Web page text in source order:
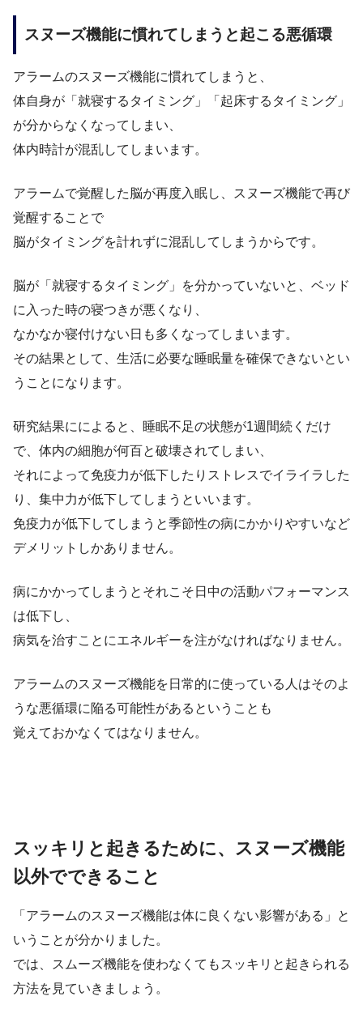
スヌーズ機能に慣れてしまうと起こる悪循環
アラームのスヌーズ機能に慣れてしまうと、
体自身が「就寝するタイミング」「起床するタイミング」
が分からなくなってしまい、
体内時計が混乱してしまいます。
アラームで覚醒した脳が再度入眠し、スヌーズ機能で再び
覚醒することで
脳がタイミングを計れずに混乱してしまうからです。
脳が「就寝するタイミング」を分かっていないと、ベッド
に入った時の寝つきが悪くなり、
なかなか寝付けない日も多くなってしまいます。
その結果として、生活に必要な睡眠量を確保できないとい
うことになります。
研究結果にによると、睡眠不足の状態が1週間続くだけ
で、体内の細胞が何百と破壊されてしまい、
それによって免疫力が低下したりストレスでイライラした
り、集中力が低下してしまうといいます。
免疫力が低下してしまうと季節性の病にかかりやすいなど
デメリットしかありません。
病にかかってしまうとそれこそ日中の活動パフォーマンス
は低下し、
病気を治すことにエネルギーを注がなければなりません。
アラームのスヌーズ機能を日常的に使っている人はそのよ
うな悪循環に陥る可能性があるということも
覚えておかなくてはなりません。
スッキリと起きるために、スヌーズ機能
以外でできること
「アラームのスヌーズ機能は体に良くない影響がある」と
いうことが分かりました。
では、スムーズ機能を使わなくてもスッキリと起きられる
方法を見ていきましょう。